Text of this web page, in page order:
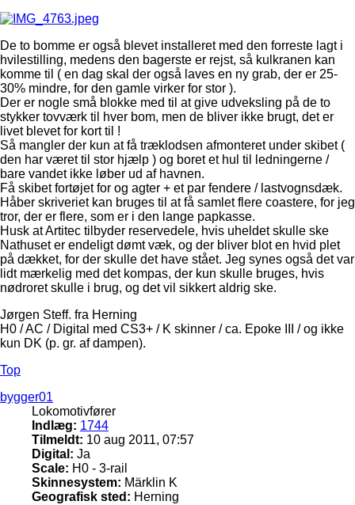
De to bomme er også blevet installeret med den forreste lagt i
hvilestilling, medens den bagerste er rejst, så kulkranen kan
komme til ( en dag skal der også laves en ny grab, der er 25-
30% mindre, for den gamle virker for stor ).
Der er nogle små blokke med til at give udveksling på de to
stykker tovværk til hver bom, men de bliver ikke brugt, det er
livet blevet for kort til !
Så mangler der kun at få træklodsen afmonteret under skibet (
den har været til stor hjælp ) og boret et hul til ledningerne /
bare vandet ikke løber ud af havnen.
Få skibet fortøjet for og agter + et par fendere / lastvognsdæk.
Håber skriveriet kan bruges til at få samlet flere coastere, for jeg
tror, der er flere, som er i den lange papkasse.
Husk at Artitec tilbyder reservedele, hvis uheldet skulle ske
Nathuset er endeligt dømt væk, og der bliver blot en hvid plet
på dækket, for der skulle det have stået. Jeg synes også det var
lidt mærkelig med det kompas, der kun skulle bruges, hvis
nødroret skulle i brug, og det vil sikkert aldrig ske.
Jørgen Steff. fra Herning
H0 / AC / Digital med CS3+ / K skinner / ca. Epoke III / og ikke
kun DK (p. gr. af dampen).
Top
bygger01
Lokomotivfører
Indlæg: 1744
Tilmeldt: 10 aug 2011, 07:57
Digital: Ja
Scale: H0 - 3-rail
Skinnesystem: Märklin K
Geografisk sted: Herning